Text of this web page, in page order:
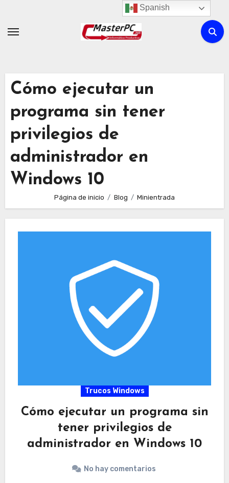
contenido
Cómo ejecutar un
programa sin tener
privilegios de
administrador en
Windows 10
Página de inicio Blog Minientrada
Trucos Windows
Cómo ejecutar un programa sin
tener privilegios de
administrador en Windows 10
No hay comentarios
Spanish